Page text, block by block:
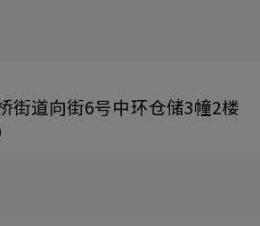
街道向街6号中环仓储3幢2楼